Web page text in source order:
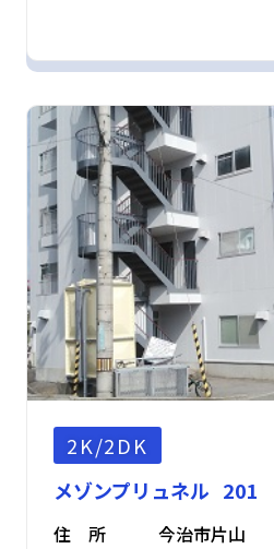
2K/2DK
メゾンプリュネル 201
住 所
今治市片山